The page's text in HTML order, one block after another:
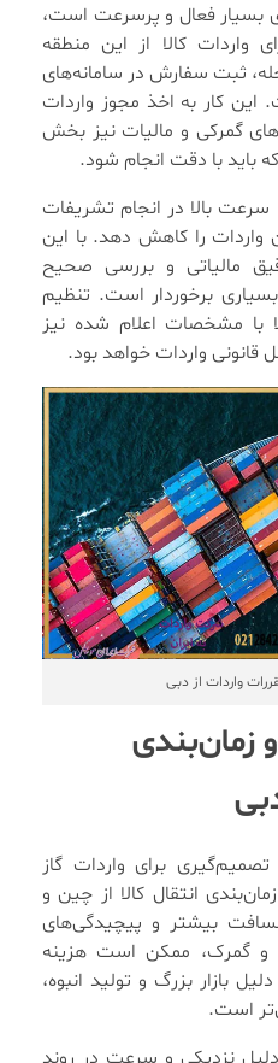
بسیار فعال و پرسرعت است،
واردات کالا از این منطقه
ثبت سفارش در سامانه‌های
این کار به اخذ مجوز واردات
گمرکی و مالیات نیز بخش
باید با دقت انجام شود.
سرعت بالا در انجام تشریفات
واردات را کاهش دهد. با این
مالیاتی و بررسی صحیح
برخوردار است. تنظیم
با مشخصات اعلام شده نیز
واردات خواهد بود.
واردات از دبی
زمان‌بندی
برای واردات گاز
انتقال کالا از چین و
بیشتر و پیچیدگی‌های
و گمرک، ممکن است هزینه
بازار بزرگ و تولید انبوه،
است.
دلیل نزدیکی و سرعت در روند